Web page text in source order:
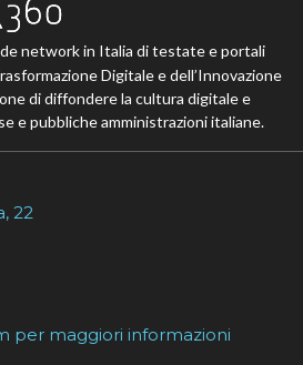
network in Italia di testate e portali
Digitale e dell’Innovazione
di diffondere la cultura digitale e
e pubbliche amministrazioni italiane.
22
per maggiori informazioni